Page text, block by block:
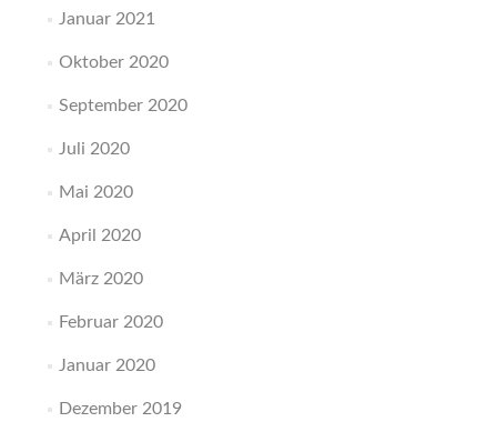
Januar 2021
Oktober 2020
September 2020
Juli 2020
Mai 2020
April 2020
März 2020
Februar 2020
Januar 2020
Dezember 2019